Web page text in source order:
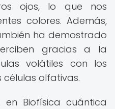
ojos, lo que nos
colores. Además,
ha demostrado
gracias a la
volátiles con los
olfativas.
en Biofísica cuántica